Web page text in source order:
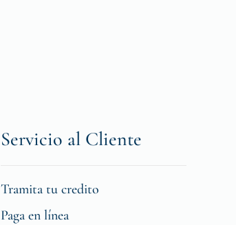
Servicio al Cliente
Tramita tu credito
Paga en línea